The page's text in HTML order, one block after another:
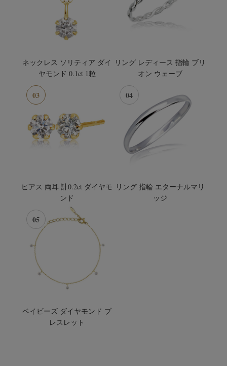
ネックレス ソリティア ダイ
ヤモンド 0.1ct 1粒
リング レディース 指輪 ブリ
オン ウェーブ
03
ピアス 両耳 計0.2ct ダイヤモ
ンド
04
リング 指輪 エターナルマリ
ッジ
05
ベイビーズ ダイヤモンド ブ
レスレット